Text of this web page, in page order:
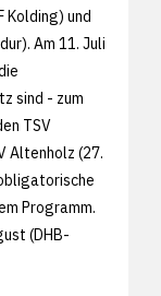
Kolding) und
Am 11. Juli
sind - zum
TSV
Altenholz (27.
Programm.
(DHB-